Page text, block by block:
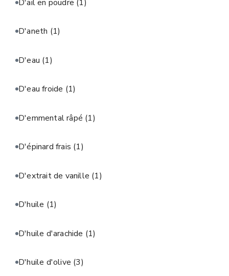
D'ail en poudre (1)
D'aneth (1)
D'eau (1)
D'eau froide (1)
D'emmental râpé (1)
D'épinard frais (1)
D'extrait de vanille (1)
D'huile (1)
D'huile d'arachide (1)
D'huile d'olive (3)